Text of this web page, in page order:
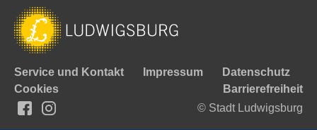
Service und Kontakt Impressum
Datenschutz
Cookies
Barrierefreiheit
© Stadt Ludwigsburg